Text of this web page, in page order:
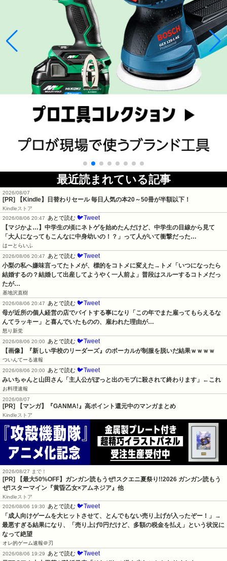
最近読まれている記事
2026/08/07
[PR] 【Kindle】日替わりセール 毎日人気の本20～50冊が半額以下！
Kindleストア
2026/08/06 20:47 あとで読む 🐦Tweet
【マジかよ…】中学生の頃にネトゲを始めたんだけど、中学生の目線から見て
「大人になってもこんなに中身幼いの！？」って人がいて衝撃だった…
はーとらいふ
2026/08/06 20:47 あとで読む 🐦Tweet
小梨の私へ嫌味言ってたトメが、標的をコトメに変えた→トメ「いつになったら
結婚するの？結婚して出産してようやく一人前よ」普段はスルーするコトメだっ
たが…
基地沢直樹
2026/08/06 20:47 あとで読む 🐦Tweet
母が近所の個人経営の店でバイトする事になり「この年でまた雇ってもらえるな
んてラッキー」と喜んでいたものの、雇われた理由が…
怒り新党
2026/08/06 20:00 あとで読む 🐦Tweet
【画像】『新しい学校のリーダーズ』のボーカルが制服を脱いだ結果ｗｗｗｗ
ついんてーる速報
2026/08/06 20:00 あとで読む 🐦Tweet
みいちゃんと山田さん「主人公がぽっと出のモブに殺されて終わります」←これ
お料理速報
2026/08/07
[PR] 【マンガ】『GANMA!』高ポイント還元中のマンガまとめ
Kindleストア
2026/08/27 まで！
[PR]
【最大50%OFF】ガンガン読もうぜ!スクエニ夏祭り!!2026 ガンガン読もう
ぜ!スターマイン『黄昏乙女×アムネジア』他
Kindleストア
2026/08/06 19:30
あとで読む 🐦Tweet
「成人向けゲームを大ヒットさせて、とんでもない売り上げが入ったぞー！」→
最悪すぎる結果になり、「売り上げ0円だけど、多額の税金を払え」という状況に
なって絶望
オレ的ゲーム速報＠刃
2026/08/06 19:29
あとで読む 🐦Tweet